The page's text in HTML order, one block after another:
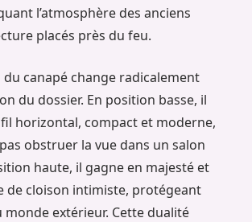
l’atmosphère des anciens
placés près du feu.
du canapé change radicalement
du dossier. En position basse, il
horizontal, compact et moderne,
obstruer la vue dans un salon
haute, il gagne en majesté et
de cloison intimiste, protégeant
monde extérieur. Cette dualité